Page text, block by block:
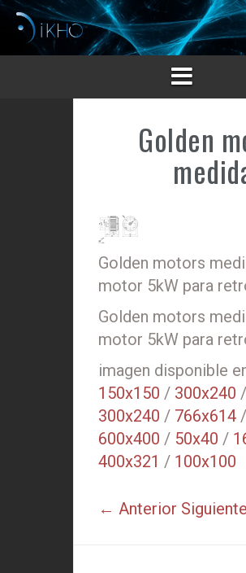
Saltar
contenido
Golden
Golden motors
motor 5kW para
Golden motors
motor 5kW para
imagen disponible
150x150 / 300x240 /
300x240 / 766x614/
600x400 / 50x40 /
400x321 / 100x100
← Anterior